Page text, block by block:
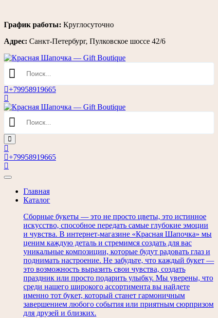
Перейти
содержимому
График работы: Круглосуточно
Адрес: Санкт-Петербург, Пулковское шоссе 42/6
+79958919665
+79958919665
Главная
Каталог
Сборные букеты — это не просто цветы, это истинное
искусство, способное передать самые глубокие эмоции
и чувства. В интернет-магазине «Красная Шапочка» мы
ценим каждую деталь и стремимся создать для вас
уникальные композиции, которые будут радовать глаз и
поднимать настроение. Не забудьте, что каждый букет —
это возможность выразить свои чувства, создать
праздник или просто подарить улыбку. Мы уверены, что
среди нашего широкого ассортимента вы найдете
именно тот букет, который станет гармоничным
завершением любого события или приятным сюрпризом
для друзей и близких.